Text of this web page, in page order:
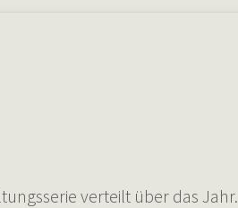
verteilt über das Jahr.